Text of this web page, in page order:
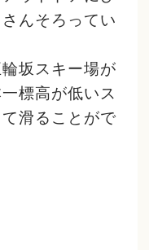
んそろってい
坂スキー場が
標高が低いス
滑ることがで